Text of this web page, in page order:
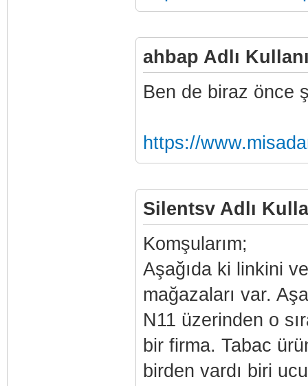
ahbap Adlı
Ben de biraz önce
https://
Silentsv Adlı
Komşularım;
Aşağıda ki linkini
mağazaları var.
N11 üzerinden o
bir firma. Tabac
birden vardı biri